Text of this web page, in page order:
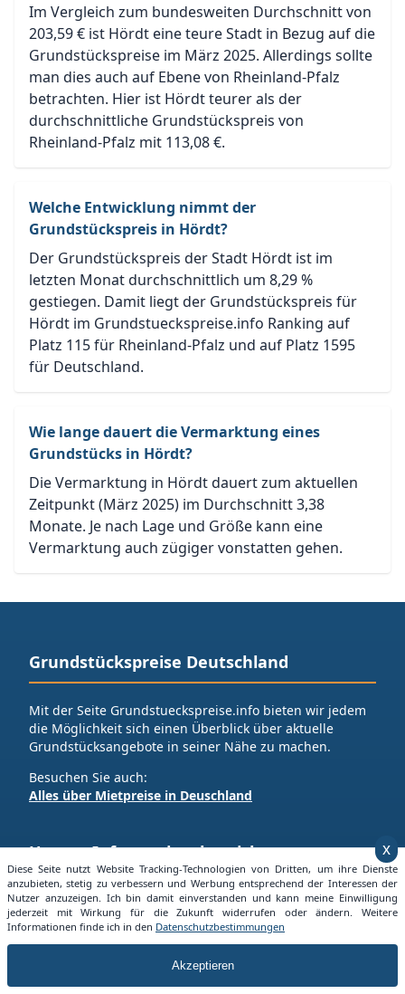
Im Vergleich zum bundesweiten Durchschnitt von
203,59 € ist Hördt eine teure Stadt in Bezug auf die
Grundstückspreise im März 2025. Allerdings sollte
man dies auch auf Ebene von Rheinland-Pfalz
betrachten. Hier ist Hördt teurer als der
durchschnittliche Grundstückspreis von
Rheinland-Pfalz mit 113,08 €.
Welche Entwicklung nimmt der
Grundstückspreis in Hördt?
Der Grundstückspreis der Stadt Hördt ist im
letzten Monat durchschnittlich um 8,29 %
gestiegen. Damit liegt der Grundstückspreis für
Hördt im Grundstueckspreise.info Ranking auf
Platz 115 für Rheinland-Pfalz und auf Platz 1595
für Deutschland.
Wie lange dauert die Vermarktung eines
Grundstücks in Hördt?
Die Vermarktung in Hördt dauert zum aktuellen
Zeitpunkt (März 2025) im Durchschnitt 3,38
Monate. Je nach Lage und Größe kann eine
Vermarktung auch zügiger vonstatten gehen.
Grundstückspreise Deutschland
Mit der Seite Grundstueckspreise.info bieten wir jedem
die Möglichkeit sich einen Überblick über aktuelle
Grundstücksangebote in seiner Nähe zu machen.
Besuchen Sie auch:
Alles über Mietpreise in Deuschland
Unsere Informationsbereiche
Nach Bundesländern
Nach Kreisen
x
Diese Seite nutzt Website Tracking-Technologien von Dritten, um ihre Dienste
anzubieten, stetig zu verbessern und Werbung entsprechend der Interessen der
Nutzer anzuzeigen. Ich bin damit einverstanden und kann meine Einwilligung
jederzeit mit Wirkung für die Zukunft widerrufen oder ändern. Weitere
Informationen finde ich in den Datenschutzbestimmungen
Akzeptieren